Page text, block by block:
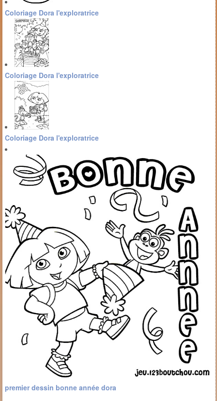
Coloriage Dora l'exploratrice
Coloriage Dora l'exploratrice
Coloriage Dora l'exploratrice
premier dessin bonne année dora